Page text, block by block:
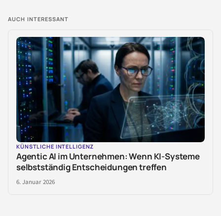
AUCH INTERESSANT
KÜNSTLICHE INTELLIGENZ
Agentic AI im Unternehmen: Wenn KI-Systeme
selbstständig Entscheidungen treffen
6. Januar 2026